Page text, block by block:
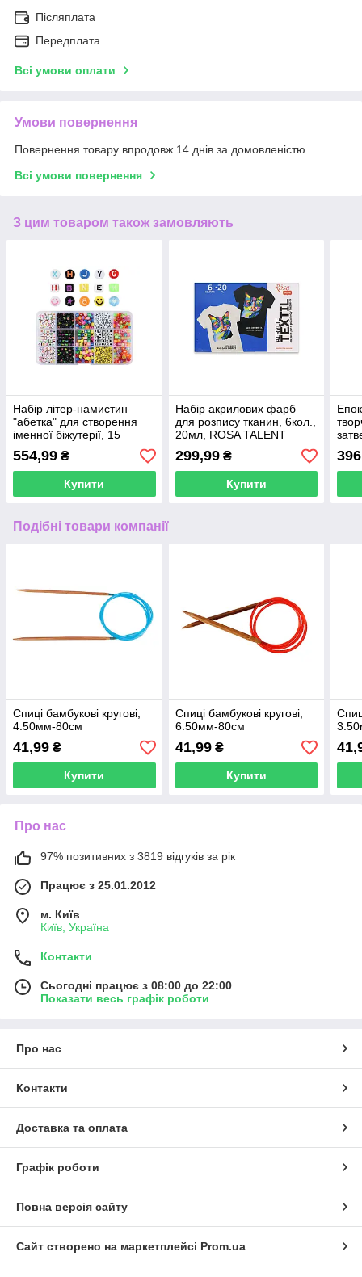
Післяплата
Передплата
Всі умови оплати
Умови повернення
Повернення товару впродовж 14 днів за домовленістю
Всі умови повернення
З цим товаром також замовляють
Набір літер-намистин
"абетка" для створення
іменної біжутерії, 15
осередків
554,99 ₴
Купити
Набір акрилових фарб
для розпису тканин, 6кол.,
20мл, ROSA TALENT
299,99₴
Купити
(1:1)
Подібні товари компанії
Спиці бамбукові кругові,
4.50мм-80см
41,99 ₴
Купити
Спиці бамбукові кругові,
6.50мм-80см
41,99₴
Купити
Про нас
97% позитивних з 3819 відгуків за рік
Працює з 25.01.2012
м. Київ
Київ, Україна
Контакти
Сьогодні працює з 08:00 до 22:00
Показати весь графік роботи
Про нас
Контакти
Доставка та оплата
Графік роботи
Повна версія сайту
Сайт створено на маркетплейсі Prom.ua